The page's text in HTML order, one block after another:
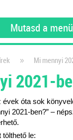
Mutasd a
A
» Mi mennyi
2021-
évek óta sok
2021-ben?” –
le: